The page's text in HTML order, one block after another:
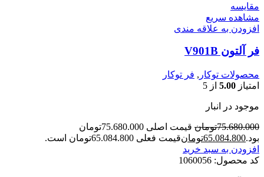
مقایسه
مشاهده سریع
افزودن به علاقه مندی
فر آلتون V901B
محصولات توکار , فر توکار
امتیاز 5.00 از 5
موجود در انبار
75.680.000تومان
قیمت اصلی 75.680.000تومان
بود.65.084.800تومانقیمت فعلی 65.084.800تومان است.
افزودن به سبد خرید
کد محصول: 1060056